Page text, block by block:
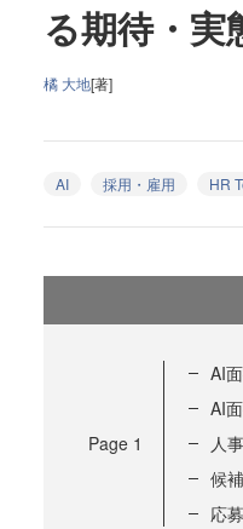
る期待・実
橘 大地[著]
AI 採用・雇用 HR
Page 1
AI
AI
人
候
応